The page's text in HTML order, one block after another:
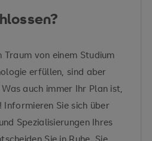
Traum von einem Studium
erfüllen, sind aber
auch immer Ihr Plan ist,
Sie sich über
Spezialisierungen Ihres